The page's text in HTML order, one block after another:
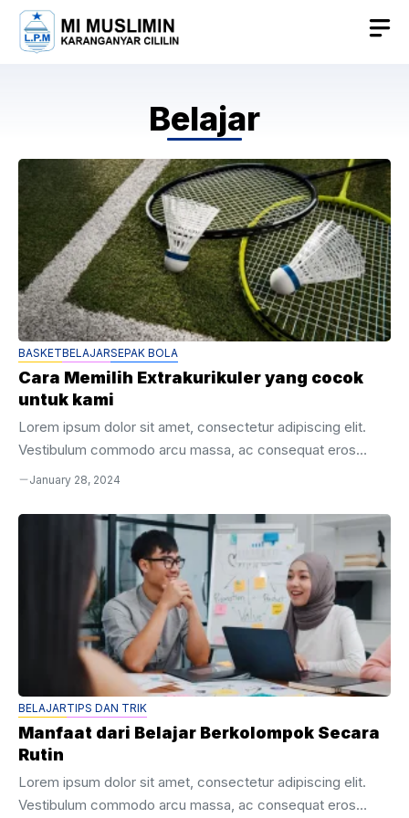
Skip
content
Belajar
BASKETBELAJARSEPAK BOLA
Cara Memilih Extrakurikuler yang cocok
untuk kami
Lorem ipsum dolor sit amet, consectetur adipiscing elit.
Vestibulum commodo arcu massa, ac consequat eros
placerat quis. Aenean velit mi, consequat eget odio nec,
commodo vitae sit amet velit. Nulla facilisi. Quisque sed
dignissim turpis. Integer porta accumsan venenatis. Nunc
sit amet arcu vitae quam porttitor efficitur. Fusce quis eros
suscipit, mollis neque a, convallis nisi. Etiam ac dolor libero.
Vivamus scelerisque purus ut facilisis ultricies. Nullam
ornare, lacus fringilla finibus ...
January 28, 2024
BELAJARTIPS DAN TRIK
Manfaat dari Belajar Berkolompok Secara
Rutin
Lorem ipsum dolor sit amet, consectetur adipiscing elit.
Vestibulum commodo arcu massa, ac consequat eros